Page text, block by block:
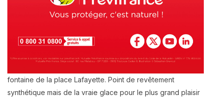
fontaine de la place Lafayette. Point de revêtement
synthétique mais de la vraie glace pour le plus grand plaisir